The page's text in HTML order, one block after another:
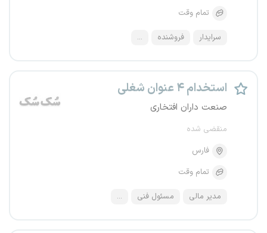
تمام وقت
سرایدار فروشنده ...
استخدام ۴ عنوان شغلی
صنعت داران افتخاری
منقضی شده
فارس
تمام وقت
مدیر مالی مسئول فنی ...